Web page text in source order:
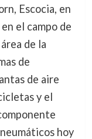
Escocia, en
el campo de
de la
de
de aire
y el
hoy